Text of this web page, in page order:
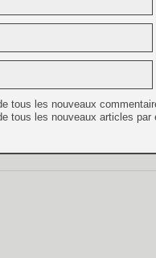
tous les nouveaux
tous les nouveaux articles par